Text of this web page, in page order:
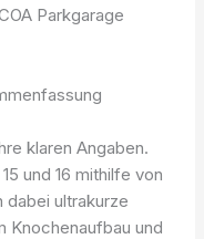
Parkgarage
klaren Angaben.
und 16 mithilfe von
dabei ultrakurze
Knochenaufbau und